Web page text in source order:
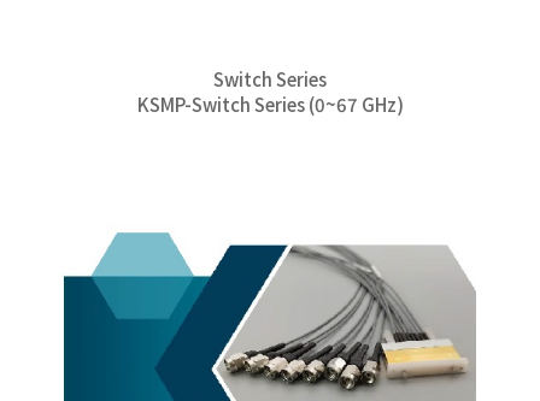
Switch Series
KSMP-Switch Series (0~67 GHz)